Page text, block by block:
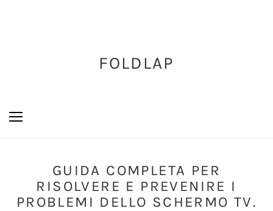
FOLDLAP
GUIDA COMPLETA PER
RISOLVERE E PREVENIRE I
PROBLEMI DELLO SCHERMO TV.